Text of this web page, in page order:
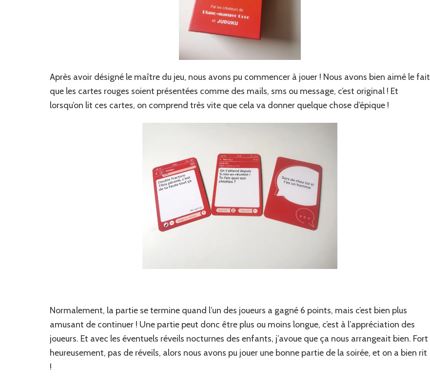
Après avoir désigné le maître du jeu, nous avons pu commencer à jouer ! Nous avons bien aimé le fait
que les cartes rouges soient présentées comme des mails, sms ou message, c’est original ! Et
lorsqu’on lit ces cartes, on comprend très vite que cela va donner quelque chose d’épique !
Normalement, la partie se termine quand l’un des joueurs a gagné 6 points, mais c’est bien plus
amusant de continuer ! Une partie peut donc être plus ou moins longue, c’est à l’appréciation des
joueurs. Et avec les éventuels réveils nocturnes des enfants, j’avoue que ça nous arrangeait bien. Fort
heureusement, pas de réveils, alors nous avons pu jouer une bonne partie de la soirée, et on a bien rit
!